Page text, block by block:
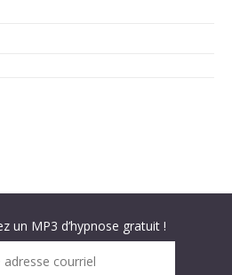
un MP3 d’hypnose gratuit !
adresse courriel